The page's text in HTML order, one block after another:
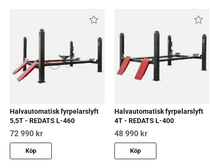
Halvautomatisk fyrpelarslyft
5,5T - REDATS L-460
72 990 kr
Köp
Halvautomatisk fyrpelarslyft
4T - REDATS L-400
48 990 kr
Köp